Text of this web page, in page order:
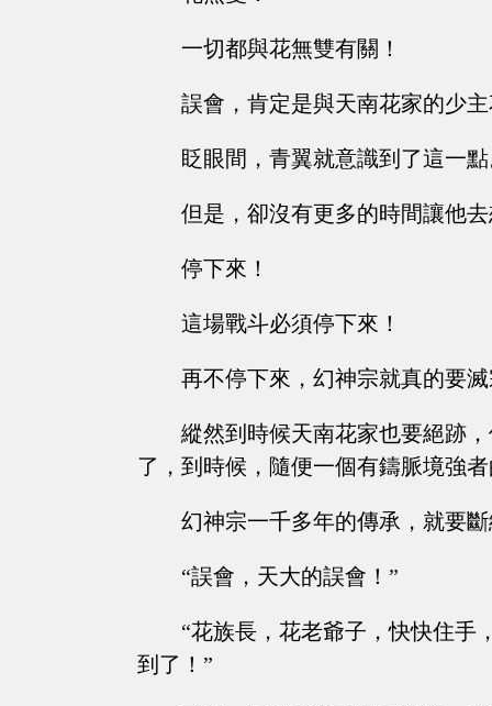
一切都與花無雙有關！
誤會，肯定是與天南花家的少
眨眼間，青翼就意識到了這一
但是，卻沒有更多的時間讓他
停下來！
這場戰斗必須停下來！
再不停下來，幻神宗就真的要
縱然到時候天南花家也要絕跡
了，到時候，隨便一個有鑄脈境強
幻神宗一千多年的傳承，就要
“誤會，天大的誤會！”
“花族長，花老爺子，快快住手
到了！”